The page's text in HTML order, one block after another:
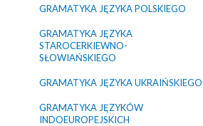
GRAMATYKA JĘZYKA POLSKIEGO
GRAMATYKA JĘZYKA
STAROCERKIEWNO-
SŁOWIAŃSKIEGO
GRAMATYKA JĘZYKA UKRAIŃSKIEGO
GRAMATYKA JĘZYKÓW
INDOEUROPEJSKICH